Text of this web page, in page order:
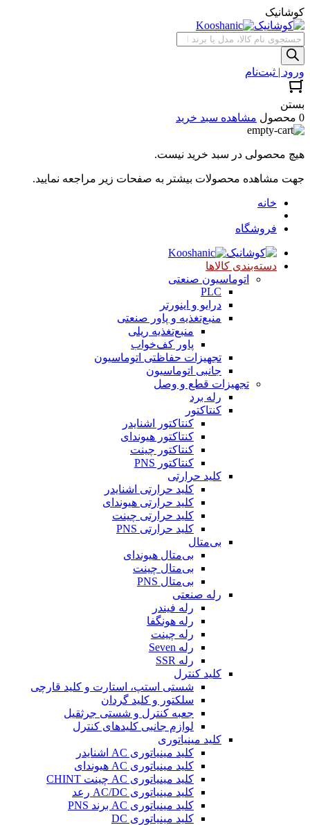
کوشانیک
جستجوی
محصولات
ورود | ثبت‌نام
بستن
0 محصول
مشاهده سبد خرید
هیچ محصولی در سبد خرید نیست.
جهت مشاهده محصولات بیشتر به صفحات زیر مراجعه نمایید.
خانه
فروشگاه
دسته‌بندی کالاها
اتوماسیون صنعتی
PLC
درایو و اینورتر
منبع‌تغذیه و پاور صنعتی
منبع‌تغذیه ریلی
پاور کف‌خواب
تجهیزات حفاظتی اتوماسیون
جانبی اتوماسیون
تجهیزات قطع و وصل
رله برد
کنتاکتور
کنتاکتور اشنایدر
کنتاکتور هیوندای
کنتاکتور چینت
کنتاکتور PNS
کلید حرارتی
کلید حرارتی اشنایدر
کلید حرارتی هیوندای
کلید حرارتی چینت
کلید حرارتی PNS
بی‌متال
بی‌متال هیوندای
بی‌متال چینت
بی‌متال PNS
رله صنعتی
رله فیندر
رله هونگفا
رله چینت
رله Seven
رله SSR
کلید کنترل
شستی استپ، استارت و کلید قارچی
سلکتور و کلید گردان
جعبه کنترل و شستی جرثقیل
لوازم جانبی کلیدهای کنترل
کلید مینیاتوری
کلید مینیاتوری AC اشنایدر
کلید مینیاتوری AC هیوندای
کلید مینیاتوری AC چینت CHINT
کلید مینیاتوری AC/DC رعد
کلید مینیاتوری AC برند PNS
کلید مینیاتوری DC